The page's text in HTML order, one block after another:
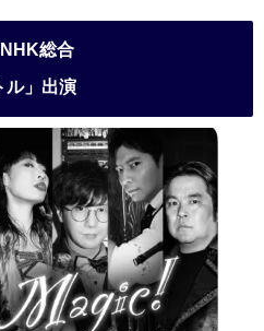
総合
ル」出演